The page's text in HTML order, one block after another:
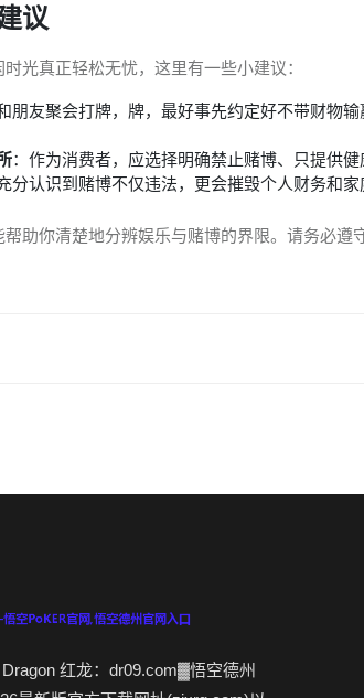
议
光真正轻松无忧，这里有一些小建议：
朋友聚会打牌，牌，最好事先约定好不带财物
：作为消费者，应选择明确禁止赌博、只提供
分认识到赌博不仅违法，更会摧毁个人财务和
帮助你清楚地分辨娱乐与赌博的界限。请务必遵
红龙：dr09.com▓悟空德州